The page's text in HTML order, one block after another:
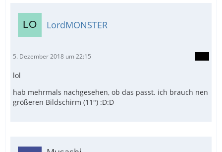
LordMONSTER
5. Dezember 2018 um 22:15
lol
hab mehrmals nachgesehen, ob das passt. ich brauch nen
größeren Bildschirm (11") :D:D